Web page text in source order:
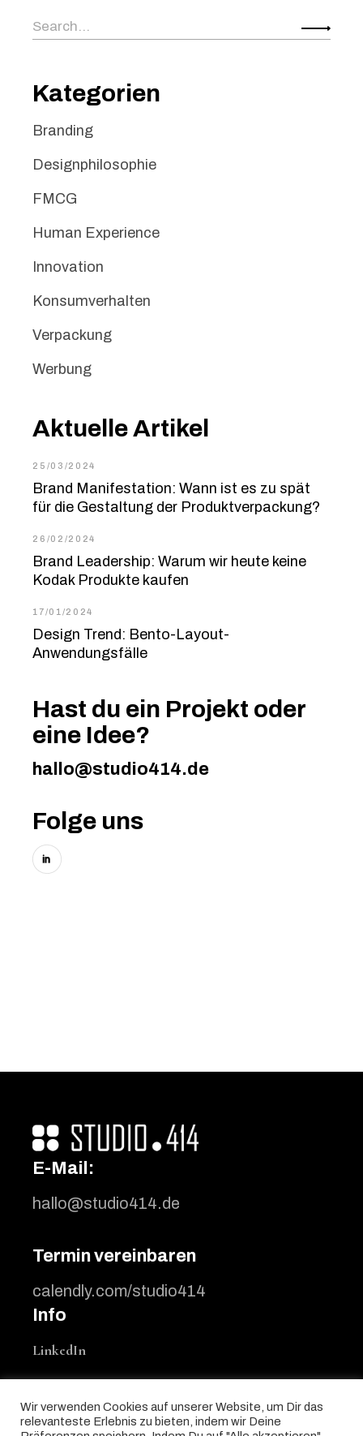
Search
for:
Kategorien
Branding
Designphilosophie
FMCG
Human Experience
Innovation
Konsumverhalten
Verpackung
Werbung
Aktuelle Artikel
25/03/2024
Brand Manifestation: Wann ist es zu spät
für die Gestaltung der Produktverpackung?
26/02/2024
Brand Leadership: Warum wir heute keine
Kodak Produkte kaufen
17/01/2024
Design Trend: Bento-Layout-
Anwendungsfälle
Hast du ein Projekt oder
eine Idee?
hallo@studio414.de
Folge uns
E-Mail:
hallo@studio414.de
Termin vereinbaren
calendly.com/studio414
Info
LinkedIn
Impressum
Datenschutz
Wir verwenden Cookies auf unserer Website, um Dir das
relevanteste Erlebnis zu bieten, indem wir Deine